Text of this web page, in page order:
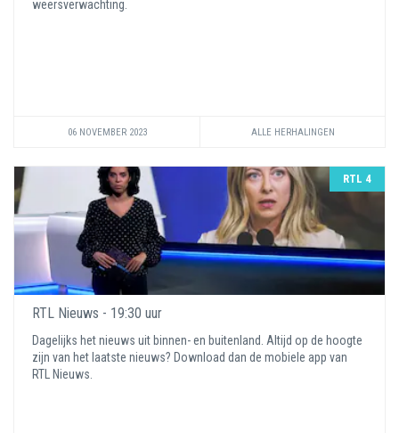
weersverwachting.
06 NOVEMBER 2023 ALLE HERHALINGEN
RTL 4
RTL Nieuws - 19:30 uur
Dagelijks het nieuws uit binnen- en buitenland. Altijd op de hoogte
zijn van het laatste nieuws? Download dan de mobiele app van
RTL Nieuws.